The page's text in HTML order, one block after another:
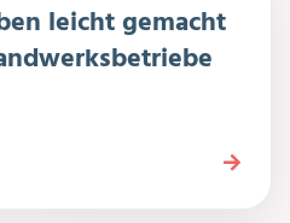
leicht gemacht